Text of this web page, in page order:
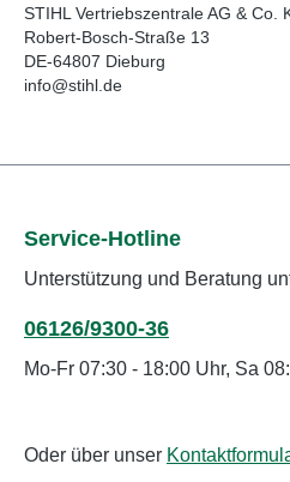
STIHL Vertriebszentrale AG & Co.
Robert-Bosch-Straße 13
DE-64807 Dieburg
info@stihl.de
Service-Hotline
Unterstützung und Beratung
06126/9300-36
Mo-Fr 07:30 - 18:00 Uhr, Sa
Oder über unser